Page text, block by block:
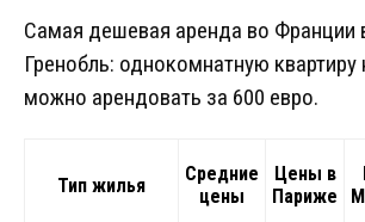
Самая дешевая аренда во Франции
Гренобль: однокомнатную квартиру
можно арендовать за 600 евро.
Тип жилья
Средние
цены
Цены в
Париже